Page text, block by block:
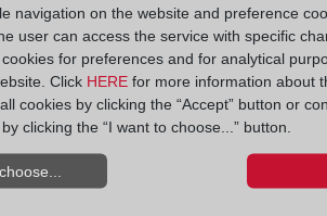
e inversiones y la construcción
esta tercera edición deEspacio
navigation on the website and preference
user can access the service with specific
for preferences and for analytical
Click HERE for more information about
cookies by clicking the “Accept” button or
clicking the “I want to choose...” button.